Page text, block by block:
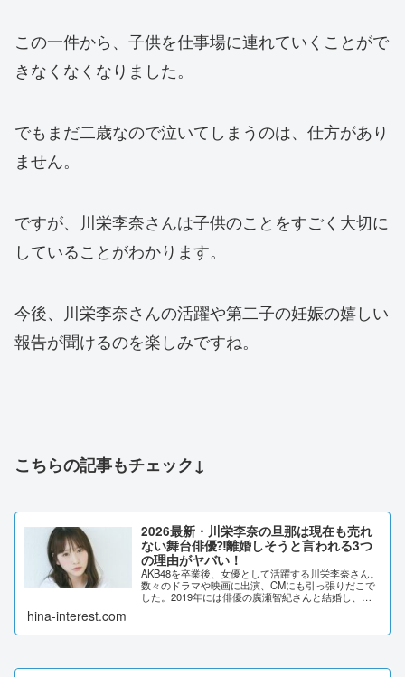
この一件から、子供を仕事場に連れていくことがで
きなくなくなりました。
でもまだ二歳なので泣いてしまうのは、仕方があり
ません。
ですが、川栄李奈さんは子供のことをすごく大切に
していることがわかります。
今後、川栄李奈さんの活躍や第二子の妊娠の嬉しい
報告が聞けるのを楽しみですね。
こちらの記事もチェック↓
2026最新・川栄李奈の旦那は現在も売れ
ない舞台俳優⁈離婚しそうと言われる3つ
の理由がヤバい！
AKB48を卒業後、女優として活躍する川栄李奈さん。
数々のドラマや映画に出演、CMにも引っ張りだこで
した。2019年には俳優の廣瀬智紀さんと結婚し、第
hina-interest.com